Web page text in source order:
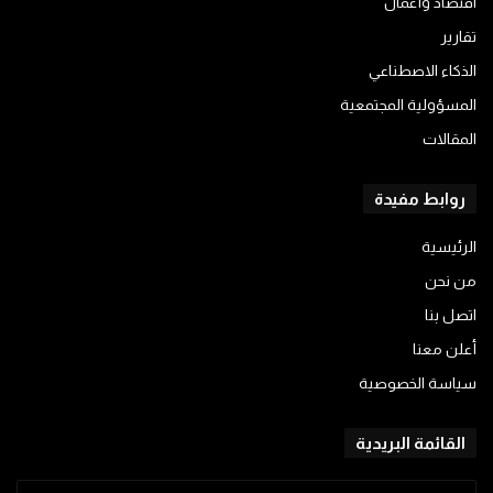
تقارير
الذكاء الاصطناعي
المسؤولية المجتمعية
المقالات
روابط مفيدة
الرئيسية
من نحن
اتصل بنا
أعلن معنا
سياسة الخصوصية
القائمة البريدية